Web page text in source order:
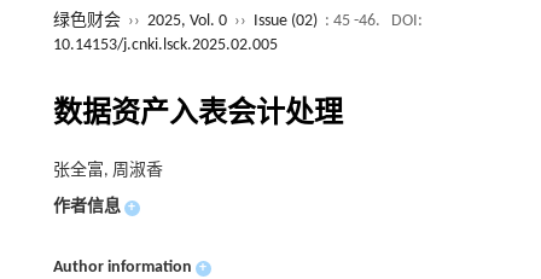
绿色财会 ›› 2025, Vol. 0 ›› Issue (02) : 45 -46.
DOI:
10.14153/j.cnki.lsck.2025.02.005
数据资产入表会计处理
张全富, 周淑香
作者信息 +
Author information +